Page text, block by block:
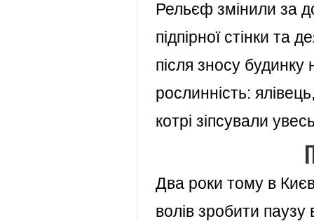
Рельєф змінили за
підпірної стінки та
після зносу
рослинність:
котрі зіпсували
Два роки тому в
волів зробити